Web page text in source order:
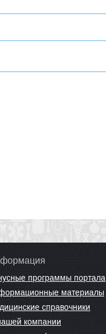
программы портала
материалы
справочники
компании